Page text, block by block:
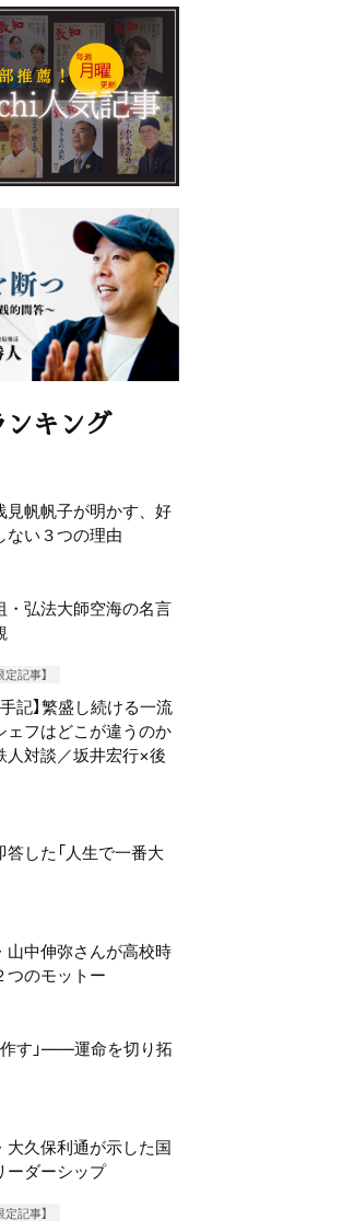
キング
見帆帆子が明かす、好
ない３つの理由
・弘法大師空海の名言
記事】
記】繁盛し続ける一流
ェフはどこが違うのか
対談／坂井宏行×後
した「人生で一番大
山中伸弥さんが高校時
つのモットー
作す」——運命を切り拓
大久保利通が示した国
ーダーシップ
記事】